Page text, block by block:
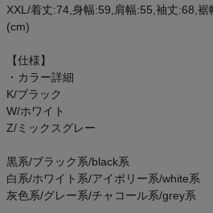
XXL/着丈:74,身幅:59,肩幅:55,袖丈:68,
(cm)
【仕様】
・カラー詳細
K/ブラック
W/ホワイト
Z/ミックスグレー
黒系/ブラック系/black系
白系/ホワイト系/アイボリー系/white系
灰色系/グレー系/チャコール系/grey系